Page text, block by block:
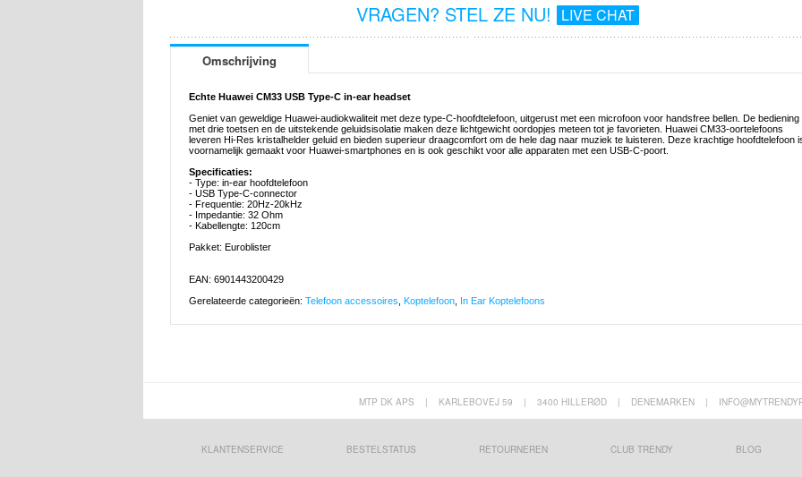
VRAGEN? STEL ZE NU! LIVE CHAT
Omschrijving
Echte Huawei CM33 USB Type-C in-ear headset
Geniet van geweldige Huawei-audiokwaliteit met deze type-C-hoofdtelefoon, uitgerust met een microfoon voor handsfree bellen. De bediening
met drie toetsen en de uitstekende geluidsisolatie maken deze lichtgewicht oordopjes meteen tot je favorieten. Huawei CM33-oortelefoons
leveren Hi-Res kristalhelder geluid en bieden superieur draagcomfort om de hele dag naar muziek te luisteren. Deze krachtige hoofdtelefoon
voornamelijk gemaakt voor Huawei-smartphones en is ook geschikt voor alle apparaten met een USB-C-poort.
Specificaties:
- Type: in-ear hoofdtelefoon
- USB Type-C-connector
- Frequentie: 20Hz-20kHz
- Impedantie: 32 Ohm
- Kabellengte: 120cm
Pakket: Euroblister
EAN: 6901443200429
Gerelateerde categorieën: Telefoon accessoires Koptelefoon In Ear Koptelefoons
MTP DK APS | KARLEBOVEJ 59 | 3400 HILLERØD | DENEMARKEN |
KLANTENSERVICE BESTELSTATUS RETOURNEREN CLUB TRENDY BLOG